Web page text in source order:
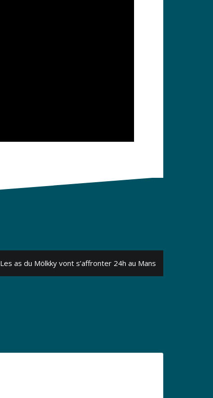
Les as du Mölkky vont s’affronter 24h au Mans